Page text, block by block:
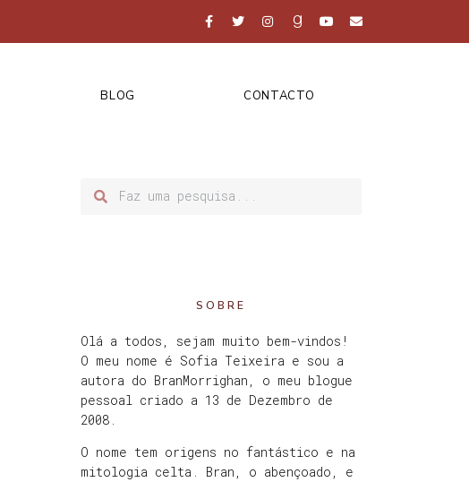
BLOG CONTACTO
SOBRE
Olá a todos, sejam muito bem-vindos!
O meu nome é Sofia Teixeira e sou a
autora do BranMorrighan, o meu blogue
pessoal criado a 13 de Dezembro de
2008.
O nome tem origens no fantástico e na
mitologia celta. Bran, o abençoado, e